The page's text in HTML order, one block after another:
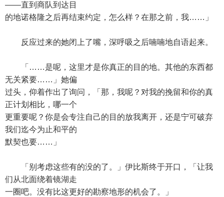
——直到商队到达目
的地诺格隆之后再结束约定，怎么样？在那之前，我……」
反应过来的她闭上了嘴，深呼吸之后喃喃地自语起来。
「……是呢，这里才是你真正的目的地。其他的东西都
无关紧要……」她偏
过头，仰着作出了询问，「那，我呢？对我的挽留和你的真
正计划相比，哪一个
更重要呢？你是会专注自己的目的放我离开，还是宁可破弃
我们迄今为止和平的
默契也要……」
「别考虑这些有的没的了。」伊比斯终于开口，「让我
们从北面绕着镜湖走
一圈吧。没有比这更好的勘察地形的机会了。」